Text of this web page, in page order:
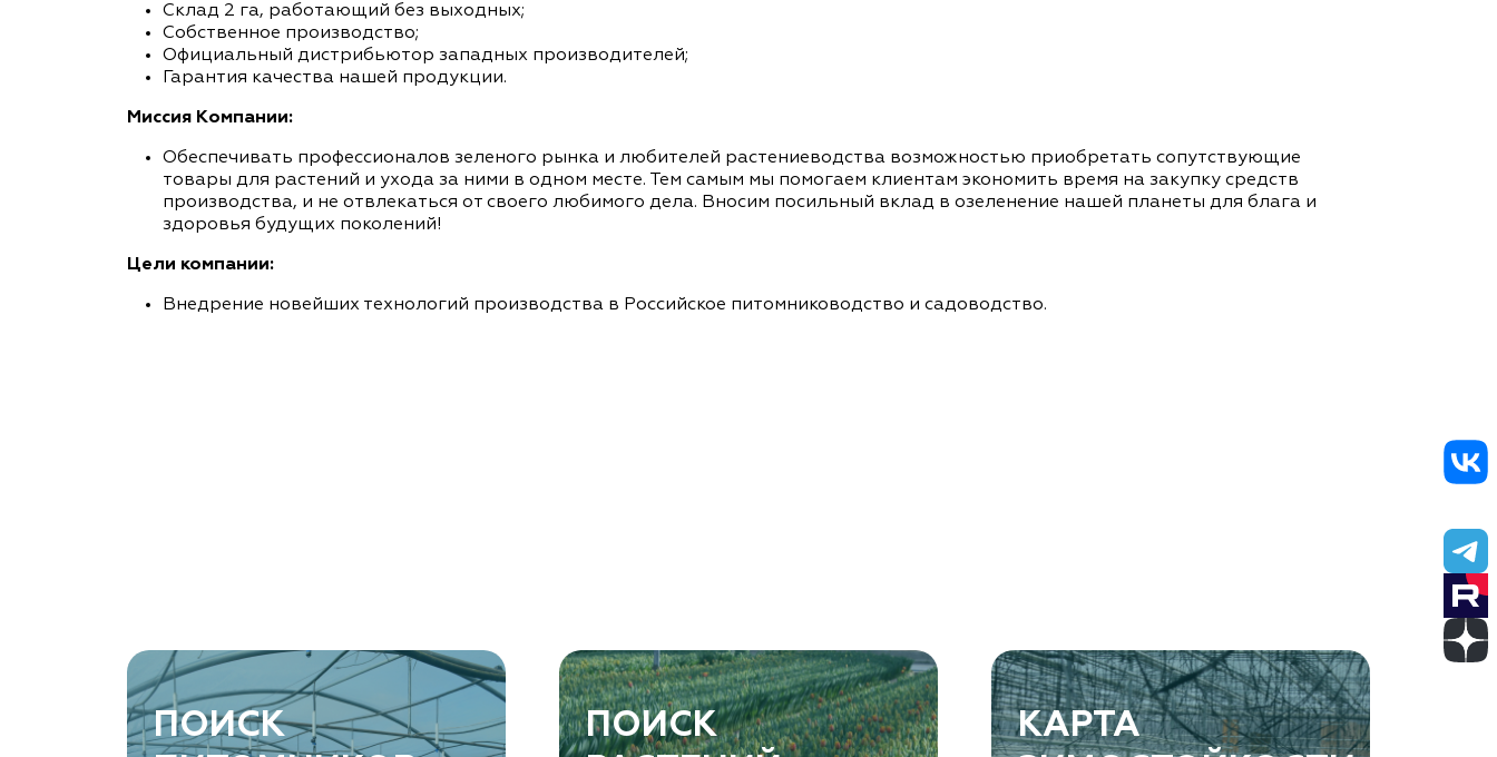
Склад 2 га, работающий без выходных;
Собственное производство;
Официальный дистрибьютор западных производителей;
Гарантия качества нашей продукции.
Миссия Компании:
Обеспечивать профессионалов зеленого рынка и любителей растениеводства возможностью приобретать сопутствующие
товары для растений и ухода за ними в одном месте. Тем самым мы помогаем клиентам экономить время на закупку средств
производства, и не отвлекаться от своего любимого дела. Вносим посильный вклад в озеленение нашей планеты для блага и
здоровья будущих поколений!
Цели компании:
Внедрение новейших технологий производства в Российское питомниководство и садоводство.
ПОИСК
ПОИСК
КАРТА